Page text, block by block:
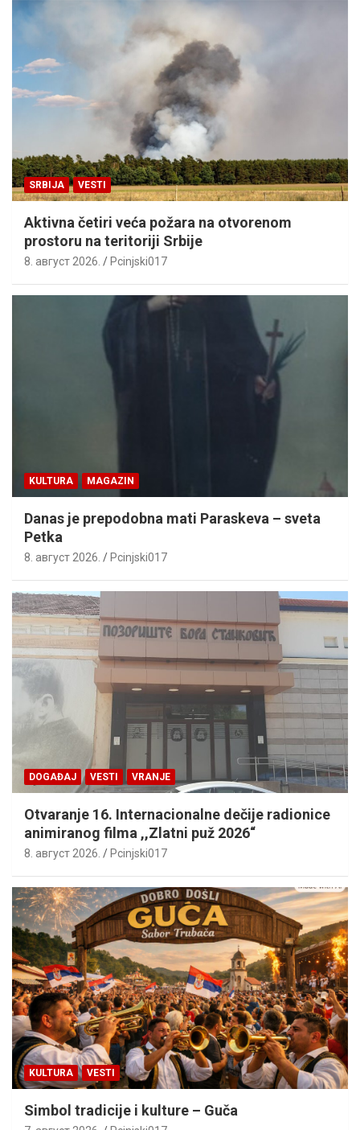
SRBIJA VESTI
Aktivna četiri veća požara na otvorenom
prostoru na teritoriji Srbije
8. август 2026. Pcinjski017
KULTURA MAGAZIN
Danas je prepodobna mati Paraskeva – sveta
Petka
8. август 2026. Pcinjski017
DOGAĐAJ VESTI VRANJE
Otvaranje 16. Internacionalne dečije radionice
animiranog filma ,,Zlatni puž 2026“
8. август 2026. Pcinjski017
KULTURA VESTI
Simbol tradicije i kulture – Guča